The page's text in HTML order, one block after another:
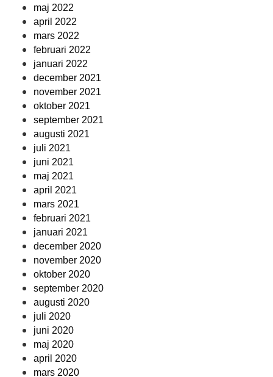
maj 2022
april 2022
mars 2022
februari 2022
januari 2022
december 2021
november 2021
oktober 2021
september 2021
augusti 2021
juli 2021
juni 2021
maj 2021
april 2021
mars 2021
februari 2021
januari 2021
december 2020
november 2020
oktober 2020
september 2020
augusti 2020
juli 2020
juni 2020
maj 2020
april 2020
mars 2020